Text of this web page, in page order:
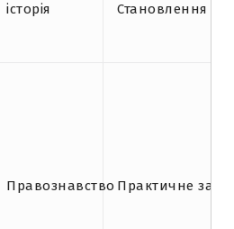
історія
Становлення
Правознавство Практичне